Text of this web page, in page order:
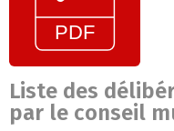
Liste des
par le conseil